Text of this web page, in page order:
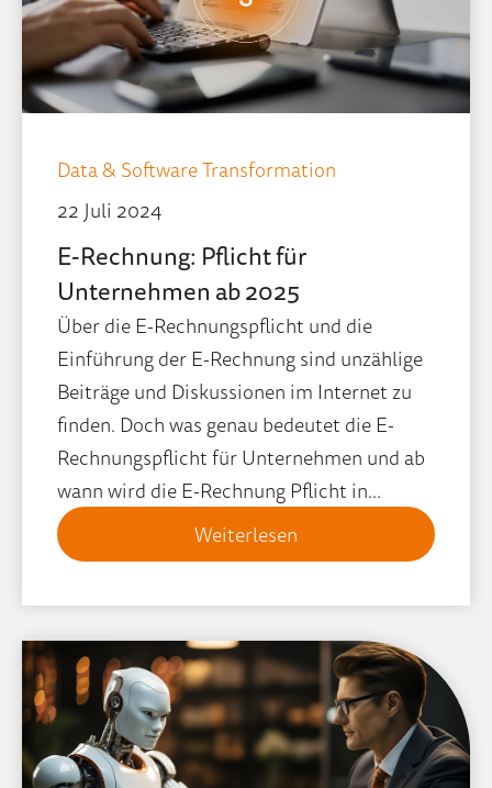
Data & Software Transformation
22 Juli 2024
E-Rechnung: Pflicht für
Unternehmen ab 2025
Über die E-Rechnungspflicht und die
Einführung der E-Rechnung sind unzählige
Beiträge und Diskussionen im Internet zu
finden. Doch was genau bedeutet die E-
Rechnungspflicht für Unternehmen und ab
wann wird die E-Rechnung Pflicht in...
Weiterlesen